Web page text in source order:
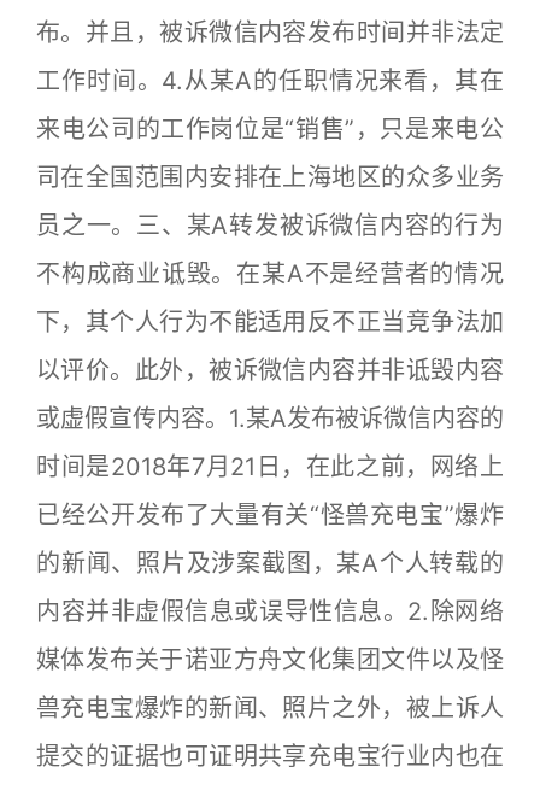
布。并且，被诉微信内容发布时间并非法定
工作时间。4.从某A的任职情况来看，其在
来电公司的工作岗位是“销售”，只是来电公
司在全国范围内安排在上海地区的众多业务
员之一。三、某A转发被诉微信内容的行为
不构成商业诋毁。在某A不是经营者的情况
下，其个人行为不能适用反不正当竞争法加
以评价。此外，被诉微信内容并非诋毁内容
或虚假宣传内容。1.某A发布被诉微信内容的
时间是2018年7月21日，在此之前，网络上
已经公开发布了大量有关“怪兽充电宝”爆炸
的新闻、照片及涉案截图，某A个人转载的
内容并非虚假信息或误导性信息。2.除网络
媒体发布关于诺亚方舟文化集团文件以及怪
兽充电宝爆炸的新闻、照片之外，被上诉人
提交的证据也可证明共享充电宝行业内也在